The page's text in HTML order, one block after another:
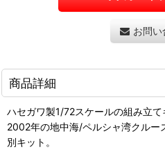
お問い
商品詳細
ハセガワ製1/72スケールの組み立て
2002年の地中海/ペルシャ湾クルー
別キット。